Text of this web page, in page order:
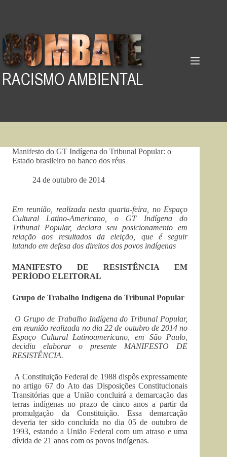
Manifesto do GT Indígena do Tribunal Popular: o
Estado brasileiro no banco dos réus
24 de outubro de 2014
Em reunião, realizada nesta quarta-feira, no Espaço
Cultural Latino-Americano, o GT Indígena do
Tribunal Popular, declara seu posicionamento em
relação aos resultados da eleição, que é seguir
lutando em defesa dos direitos dos povos indígenas
MANIFESTO DE RESISTÊNCIA EM
PERÍODO ELEITORAL
Grupo de Trabalho Indígena do Tribunal Popular
O Grupo de Trabalho Indígena do Tribunal Popular,
em reunião realizada no dia 22 de outubro de 2014 no
Espaço Cultural Latinoamericano, em São Paulo,
decidiu elaborar o presente MANIFESTO DE
RESISTÊNCIA.
A Constituição Federal de 1988 dispôs expressamente
no artigo 67 do Ato das Disposições Constitucionais
Transitórias que a União concluirá a demarcação das
terras indígenas no prazo de cinco anos a partir da
promulgação da Constituição. Essa demarcação
deveria ter sido concluída no dia 05 de outubro de
1993, estando a União Federal com um atraso e uma
dívida de 21 anos com os povos indígenas.